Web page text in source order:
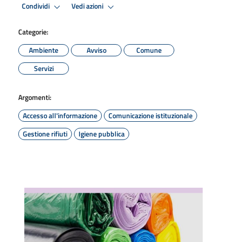
Condividi Vedi azioni
Categorie:
Ambiente
Avviso
Comune
Servizi
Argomenti:
Accesso all'informazione
Comunicazione istituzionale
Gestione rifiuti
Igiene pubblica